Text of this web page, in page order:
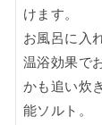
けます。
お風呂に入
温浴効果で
かも追い炊
能ソルト。